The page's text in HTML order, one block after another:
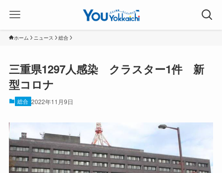
ホーム ニュース 総合
三重県1297人感染 クラスター1件 新
型コロナ
総合 2022年11月9日